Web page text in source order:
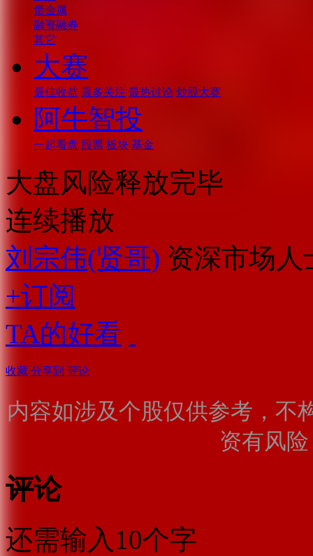
贵金属
融资融券
其它
大赛
最佳收益 最多关注 最热讨论 炒股大赛
阿牛智投
一起看盘 股票 板块 基金
大盘风险释放完毕
连续播放
刘宗伟(贤哥) 资深市场人
+订阅
TA的好看
收藏 分享到 评论
内容如涉及个股仅供参考，不
资有风
评论
还需输入10个字